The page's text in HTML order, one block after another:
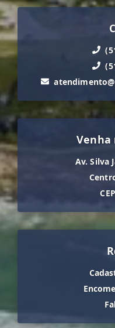
Venha
Av. Silva